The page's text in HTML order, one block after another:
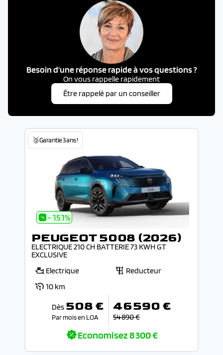
Besoin d'une réponse rapide à vos questions ?
On vous rappelle rapidement
Être rappelé par un conseiller
🥉Garantie 3 ans !
- 15.1%
PEUGEOT 5008 (2026)
ELECTRIQUE 210 CH BATTERIE 73 KWH GT
EXCLUSIVE
Electrique
Reducteur
10 km
Dès 508 €
Par mois en LOA
46 590 €
54 890 €
Economisez8 300 €